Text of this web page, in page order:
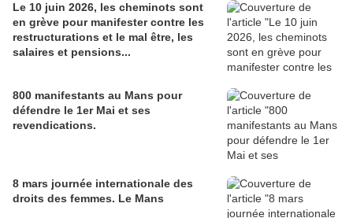
Le 10 juin 2026, les cheminots sont
en grève pour manifester contre les
restructurations et le mal être, les
salaires et pensions...
800 manifestants au Mans pour
défendre le 1er Mai et ses
revendications.
8 mars journée internationale des
droits des femmes. Le Mans